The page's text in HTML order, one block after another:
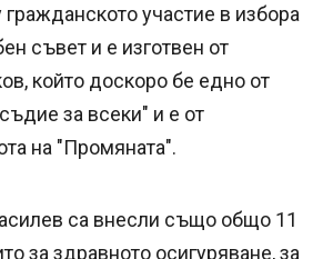
участие в избора
съвет и е изготвен от
който доскоро бе едно от
за всеки" и е от
на "Промяната".
са внесли също общо 11
за здравното осигуряване, за